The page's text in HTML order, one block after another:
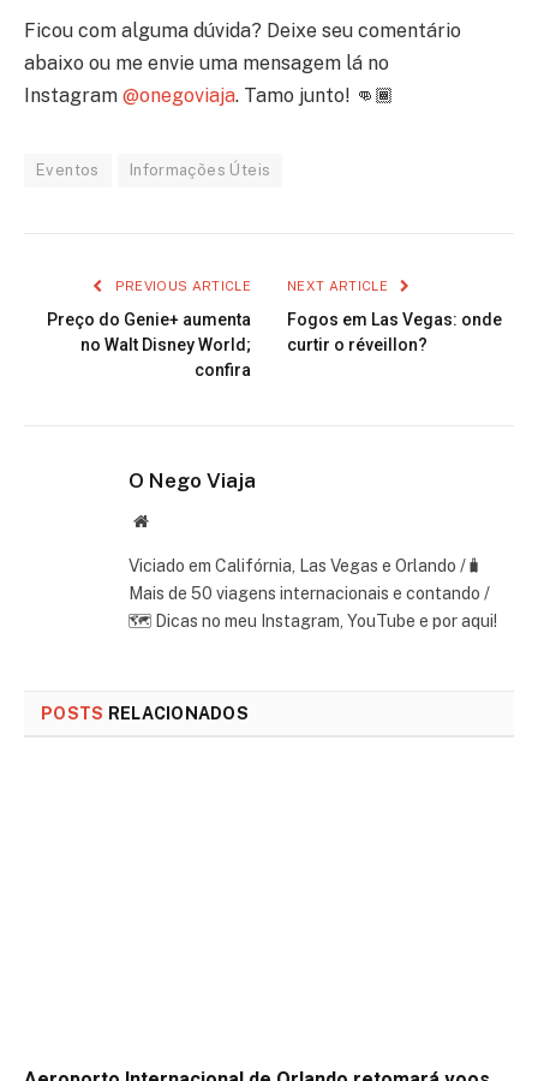
Ficou com alguma dúvida? Deixe seu comentário
abaixo ou me envie uma mensagem lá no
Instagram @onegoviaja. Tamo junto! 👊🏾
Eventos Informações Úteis
PREVIOUS ARTICLE
Preço do Genie+ aumenta
no Walt Disney World;
confira
NEXT ARTICLE
Fogos em Las Vegas: onde
curtir o réveillon?
O Nego Viaja
Website
Viciado em Califórnia, Las Vegas e Orlando /🧳
Mais de 50 viagens internacionais e contando /
🗺 Dicas no meu Instagram, YouTube e por aqui!
POSTS RELACIONADOS